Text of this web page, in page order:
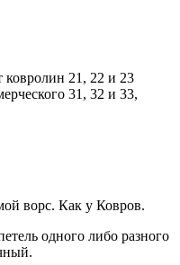
21, 22 и 23
31, 32 и 33,
ворс. Как у Ковров.
одного либо разного